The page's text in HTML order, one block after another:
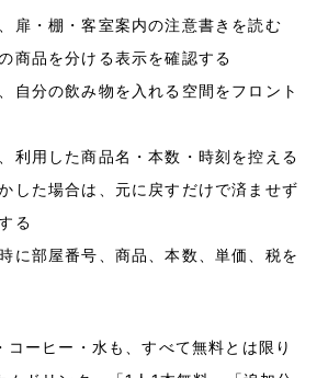
扉・棚・客室案内の注意書きを読む
商品を分ける表示を確認する
自分の飲み物を入れる空間をフロント
利用した商品名・本数・時刻を控える
した場合は、元に戻すだけで済ませず
る
に部屋番号、商品、本数、単価、税を
コーヒー・水も、すべて無料とは限り